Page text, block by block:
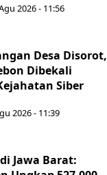
2026 - 11:56
Desa Disorot,
Dibekali
Siber
2026 - 11:39
Jawa Barat: